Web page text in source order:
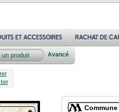
Avancé
Commune